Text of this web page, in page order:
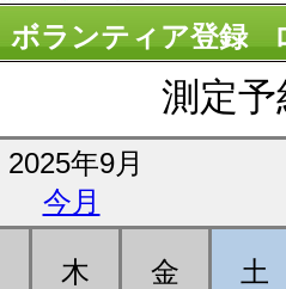
ボランティア登録
測定
2025年9月
今月
木 金 土